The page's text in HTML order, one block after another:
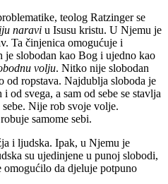
teolog Ratzinger se
naravi u Isusu kristu. U Njemu je
Ta činjenica omogućuje i
je slobodan kao Bog i ujedno kao
volju. Nitko nije slobodan
od ropstava. Najdublja sloboda je
od svega, a sam od sebe se stavlja
Nije rob svoje volje.
samome sebi.
i ljudska. Ipak, u Njemu je
su ujedinjene u punoj slobodi,
omogućilo da djeluje potpuno